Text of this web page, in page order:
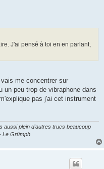
J'ai pensé à toi en en parlant,
me concentrer sur
un peu trop de vibraphone dans
pas j'ai cet instrument
aussi plein d'autres trucs beaucoup
Le Grümph